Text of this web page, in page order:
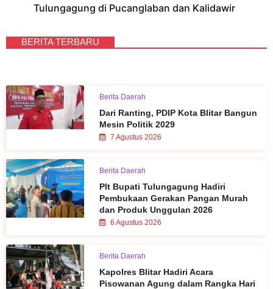
Tulungagung di Pucanglaban dan Kalidawir
BERITA TERBARU
Berita Daerah
Dari Ranting, PDIP Kota Blitar Bangun
Mesin Politik 2029
7 Agustus 2026
Berita Daerah
Plt Bupati Tulungagung Hadiri
Pembukaan Gerakan Pangan Murah
dan Produk Unggulan 2026
6 Agustus 2026
Berita Daerah
Kapolres Blitar Hadiri Acara
Pisowanan Agung dalam Rangka Hari